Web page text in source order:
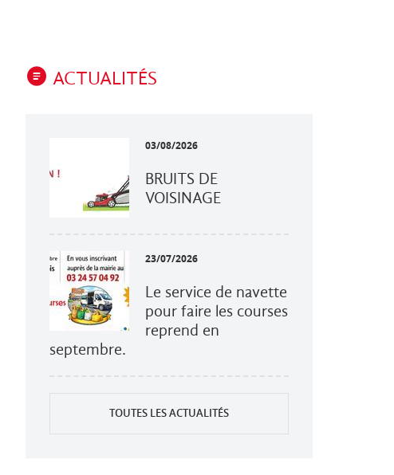
ACTUALITÉS
03/08/2026
BRUITS DE
VOISINAGE
23/07/2026
Le service de navette
pour faire les courses
reprend en
septembre.
TOUTES LES ACTUALITÉS